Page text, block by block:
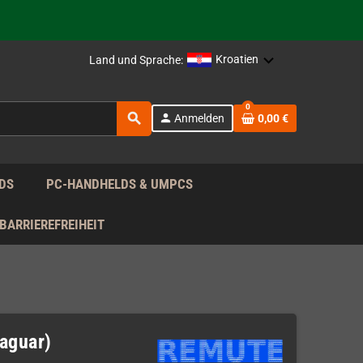
Land und Sprache: Kroatien
search person Anmelden
0
0,00 €
PC-HANDHELDS & UMPCS
BARRIEREFREIHEIT